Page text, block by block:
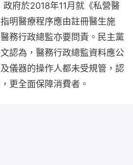
府於2018年11月就《私營醫
明醫療程序應由註冊醫生施
務行政總監亦要問責。民主黨
認為，醫務行政總監資料應公
儀器的操作人都未受規管，認
更全面保障消費者。